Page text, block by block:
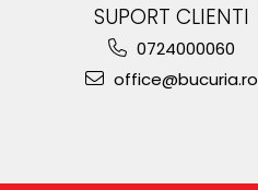
SUPORT CLIENTI
0724000060
office@bucuria.ro